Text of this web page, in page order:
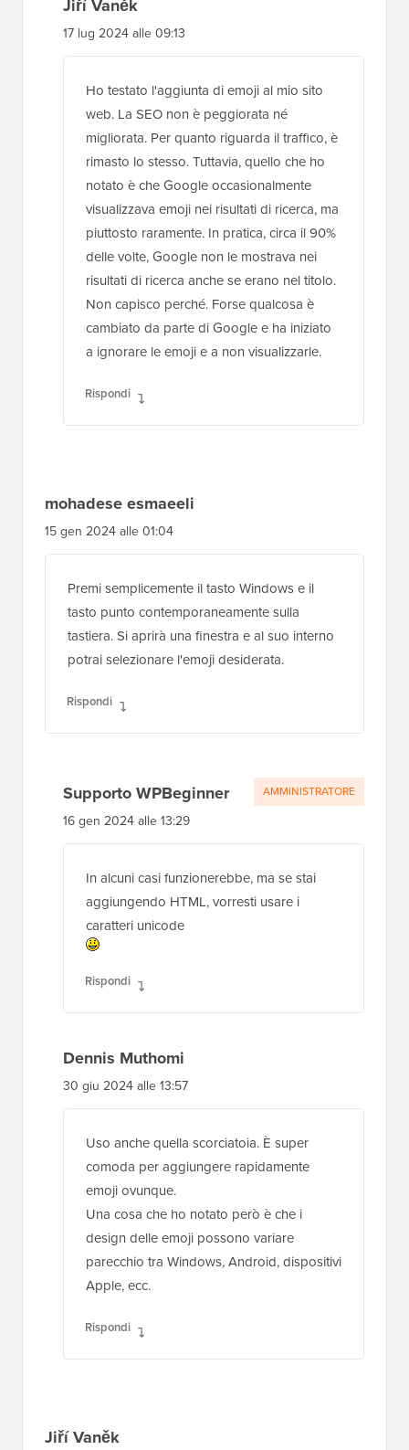
Jiří Vaněk
17 lug 2024 alle 09:13
Ho testato l'aggiunta di emoji al mio sito
web. La SEO non è peggiorata né
migliorata. Per quanto riguarda il traffico, è
rimasto lo stesso. Tuttavia, quello che ho
notato è che Google occasionalmente
visualizzava emoji nei risultati di ricerca, ma
piuttosto raramente. In pratica, circa il 90%
delle volte, Google non le mostrava nei
risultati di ricerca anche se erano nel titolo.
Non capisco perché. Forse qualcosa è
cambiato da parte di Google e ha iniziato
a ignorare le emoji e a non visualizzarle.
Rispondi
mohadese esmaeeli
15 gen 2024 alle 01:04
Premi semplicemente il tasto Windows e il
tasto punto contemporaneamente sulla
tastiera. Si aprirà una finestra e al suo interno
potrai selezionare l'emoji desiderata.
Rispondi
Supporto WPBeginner
16 gen 2024 alle 13:29
In alcuni casi funzionerebbe, ma se stai
aggiungendo HTML, vorresti usare i
caratteri unicode
Rispondi
AMMINISTRATORE
Dennis Muthomi
30 giu 2024 alle 13:57
Uso anche quella scorciatoia. È super
comoda per aggiungere rapidamente
emoji ovunque.
Una cosa che ho notato però è che i
design delle emoji possono variare
parecchio tra Windows, Android, dispositivi
Apple, ecc.
Rispondi
Jiří Vaněk